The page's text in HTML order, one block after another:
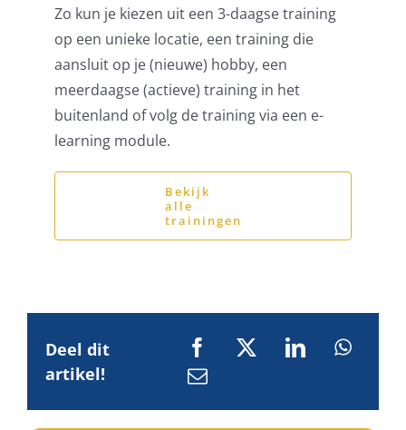
Zo kun je kiezen uit een 3-daagse training
op een unieke locatie, een training die
aansluit op je (nieuwe) hobby, een
meerdaagse (actieve) training in het
buitenland of volg de training via een e-
learning module.
Bekijk
alle
trainingen
Deel dit
artikel!